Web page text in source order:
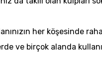
her köşesinde
ve birçok alanda